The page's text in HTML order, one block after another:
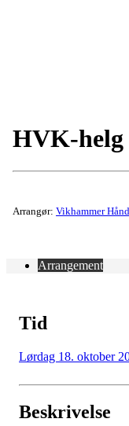
HVK-
Arrangør: Vikhammer
Arrangement
Tid
Lørdag 18. oktober
Beskrivelse